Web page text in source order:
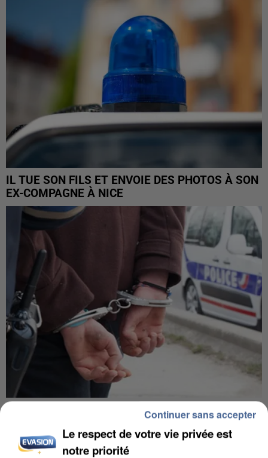
IL TUE SON FILS ET ENVOIE DES PHOTOS À SON
EX-COMPAGNE À NICE
L’UN DES FONDATEURS SUPPOSÉS DE LA DZ
Le respect de votre vie privée est
notre priorité
Continuer sans accepter